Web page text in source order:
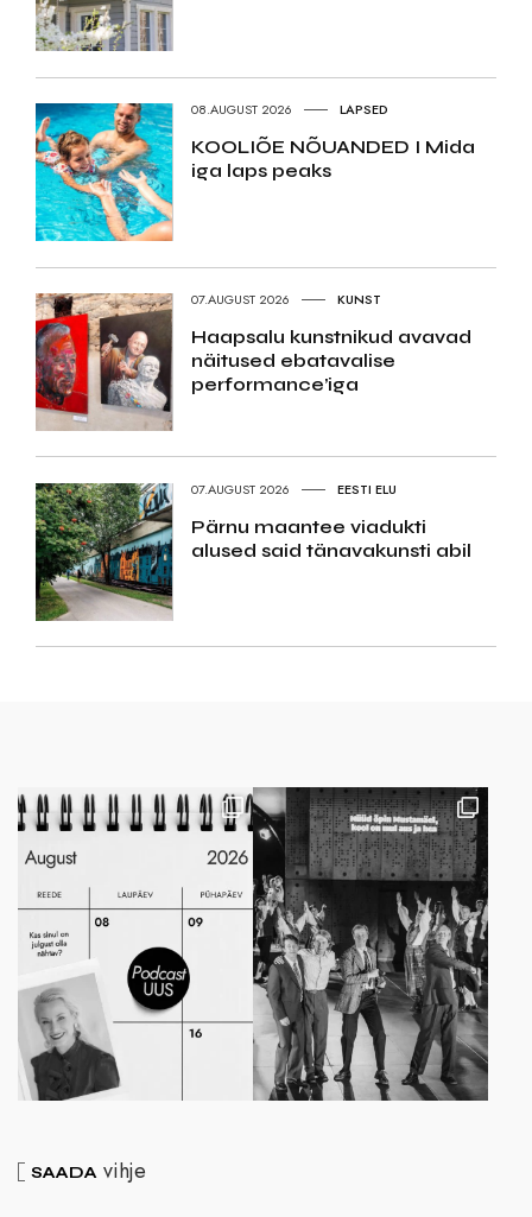
08.AUGUST 2026 LAPSED
KOOLIÕE NÕUANDED I Mida
iga laps peaks
07.AUGUST 2026 KUNST
Haapsalu kunstnikud avavad
näitused ebatavalise
performance’iga
07.AUGUST 2026 EESTI ELU
Pärnu maantee viadukti
alused said tänavakunsti abil
SAADA vihje